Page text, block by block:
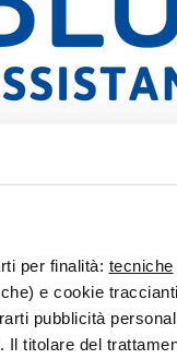
per finalità: tecniche
e cookie
pubblicità
titolare del